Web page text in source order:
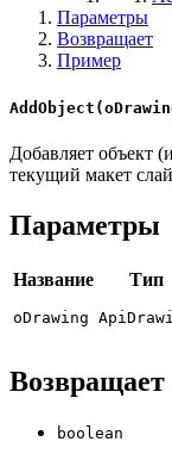
Параметры
Возвращает
Пример
Добавляет объект
текущий макет
Параметры
Название Тип
oDrawing
Возвращает
boolean